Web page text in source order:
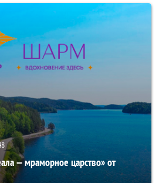
— мраморное царство» от